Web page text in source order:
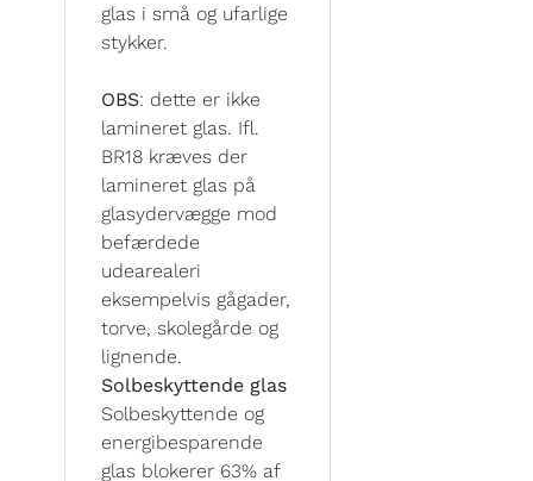
glas i små og ufarlige
stykker.
OBS: dette er ikke
lamineret glas. Ifl.
BR18 kræves der
lamineret glas på
glasydervægge mod
befærdede
udearealeri
eksempelvis gågader,
torve, skolegårde og
lignende.
Solbeskyttende glas
Solbeskyttende og
energibesparende
glas blokerer 63% af